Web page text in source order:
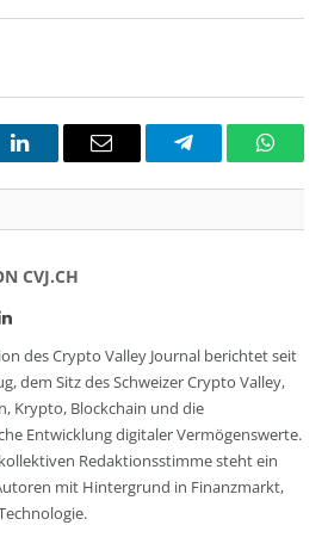
LinkedInEmail Telegram
CVJ.CH
LinkedIn
des Crypto Valley Journal berichtet seit
dem Sitz des Schweizer Crypto Valley,
Krypto, Blockchain und die
Entwicklung digitaler Vermögenswerte.
Redaktionsstimme steht ein
mit Hintergrund in Finanzmarkt,